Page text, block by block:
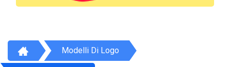
Modelli Di Logo